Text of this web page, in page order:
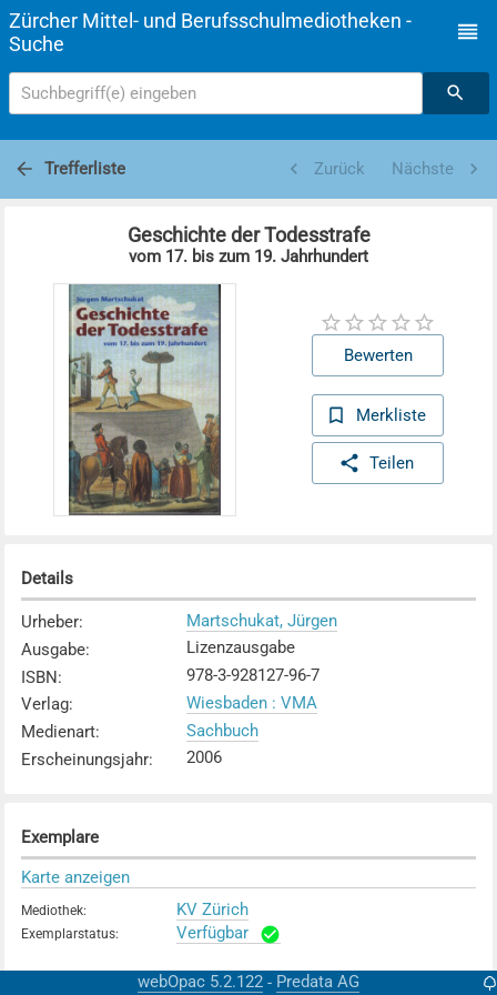
Zürcher Mittel- und Berufsschulmediotheken -
Suche
Suchbegriff(e) eingeben
Trefferliste Zurück Nächste
Geschichte der Todesstrafe
vom 17. bis zum 19. Jahrhundert
Bewerten
Merkliste
Teilen
Details
Urheber:
Martschukat, Jürgen
Ausgabe:
Lizenzausgabe
ISBN:
978-3-928127-96-7
Verlag:
Wiesbaden : VMA
Medienart:
Sachbuch
Erscheinungsjahr: 2006
Exemplare
Karte anzeigen
Mediothek: KV Zürich
Exemplarstatus: Verfügbar
webOpac 5.2.122 - Predata AG